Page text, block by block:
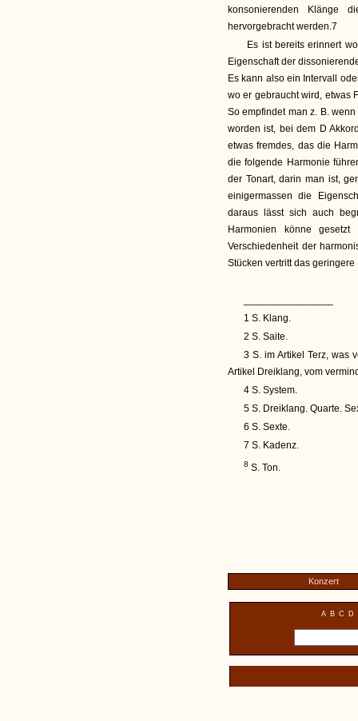
konsonierenden Klänge
hervorgebracht werden.7
Es ist bereits erinnert
Eigenschaft der
Es kann also ein Intervall
wo er gebraucht wird, etwas
So empfindet man z. B.
worden ist, bei dem D
etwas fremdes, das die
die folgende Harmonie
der Tonart, darin man ist,
einigermassen die
daraus lässt sich auch
Harmonien könne
Verschiedenheit der
Stücken vertritt das
1 S. Klang.
2 S. Saite.
3 S. im Artikel Terz, was
Artikel Dreiklang, vom
4 S. System.
5 S. Dreiklang. Quarte.
6 S. Sexte.
7 S. Kadenz.
8 S. Ton.
Konzert
A B C D